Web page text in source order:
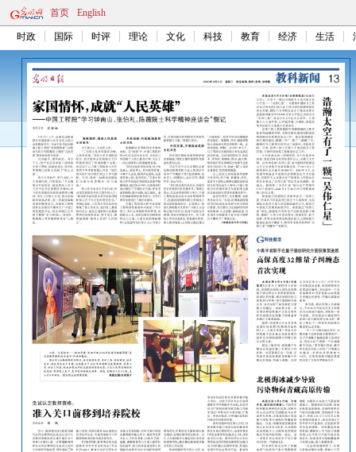
首页 English
时政 国际 时评 理论 文化 科技 教育 经济 生活